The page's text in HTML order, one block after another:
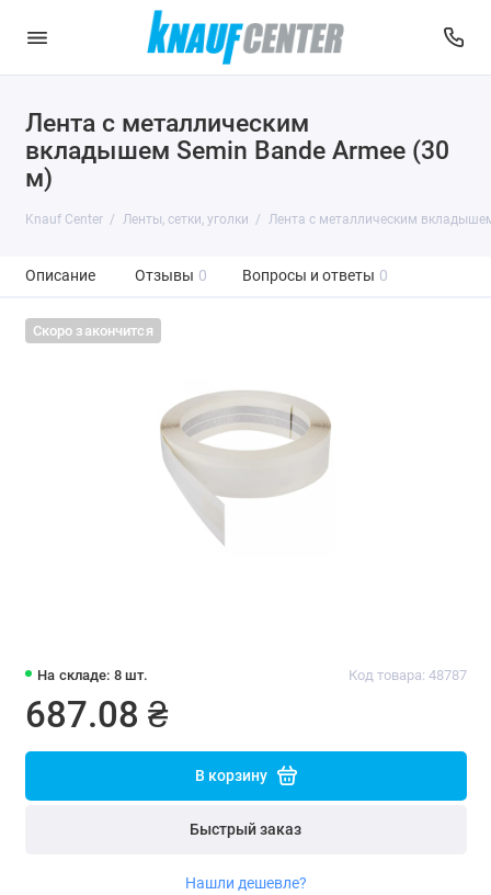
Лента с металлическим
вкладышем Semin Bande Armee (30
м)
Knauf Center Ленты, сетки, уголки Лента с металлическим
Описание Отзывы 0 Вопросы и ответы 0
Скоро закончится
На складе: 8 шт. Код товара: 48787
687.08 ₴
В корзину
Быстрый заказ
Нашли дешевле?